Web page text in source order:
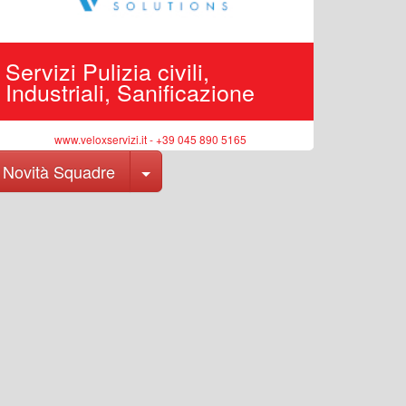
Servizi Pulizia civili,
Industriali, Sanificazione
www.veloxservizi.it - +39 045 890 5165
Novità Squadre Toggle Dropdown